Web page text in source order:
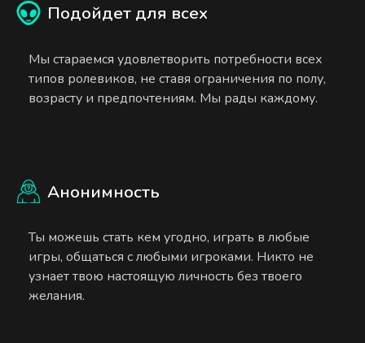
Подойдет для всех
Мы стараемся удовлетворить потребности всех
типов ролевиков, не ставя ограничения по полу,
возрасту и предпочтениям. Мы рады каждому.
Анонимность
Ты можешь стать кем угодно, играть в любые
игры, общаться с любыми игроками. Никто не
узнает твою настоящую личность без твоего
желания.